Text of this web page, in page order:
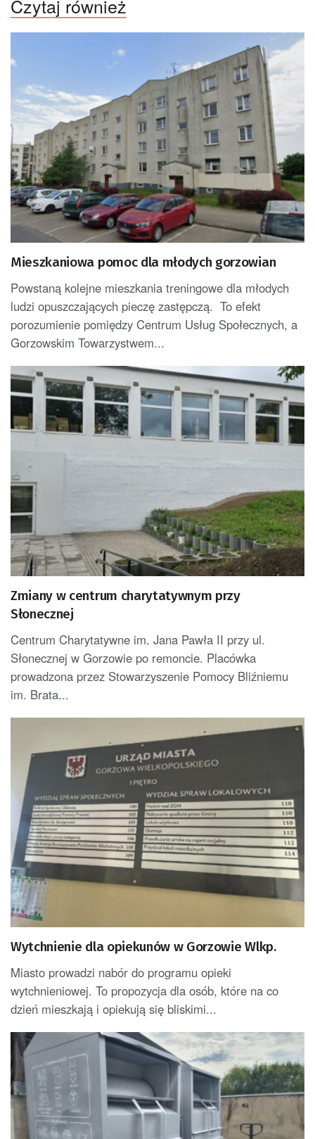
Czytaj również
Mieszkaniowa pomoc dla młodych gorzowian
Powstaną kolejne mieszkania treningowe dla młodych
ludzi opuszczających pieczę zastępczą. To efekt
porozumienie pomiędzy Centrum Usług Społecznych, a
Gorzowskim Towarzystwem...
Zmiany w centrum charytatywnym przy
Słonecznej
Centrum Charytatywne im. Jana Pawła II przy ul.
Słonecznej w Gorzowie po remoncie. Placówka
prowadzona przez Stowarzyszenie Pomocy Bliźniemu
im. Brata...
Wytchnienie dla opiekunów w Gorzowie Wlkp.
Miasto prowadzi nabór do programu opieki
wytchnieniowej. To propozycja dla osób, które na co
dzień mieszkają i opiekują się bliskimi...